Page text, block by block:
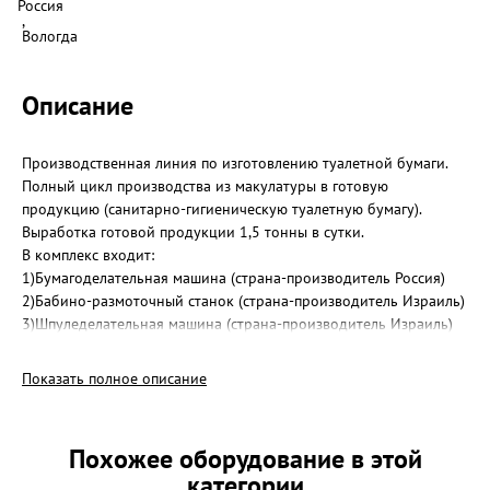
Россия
,
Вологда
Описание
Производственная линия по изготовлению туалетной бумаги.
Полный цикл производства из макулатуры в готовую
продукцию (санитарно-гигиеническую туалетную бумагу).
Выработка готовой продукции 1,5 тонны в сутки.
В комплекс входит:
1)Бумагоделательная машина (страна-производитель Россия)
2)Бабино-размоточный станок (страна-производитель Израиль)
3)Шпуледелательная машина (страна-производитель Израиль)
Производственный комплекс находится в рабочем, исправном
состоянии.
Так же рассмотрим любые предложения обмена с доплатой с
Вашей и нашей стороны.
Показать полное описание
Похожее оборудование в этой